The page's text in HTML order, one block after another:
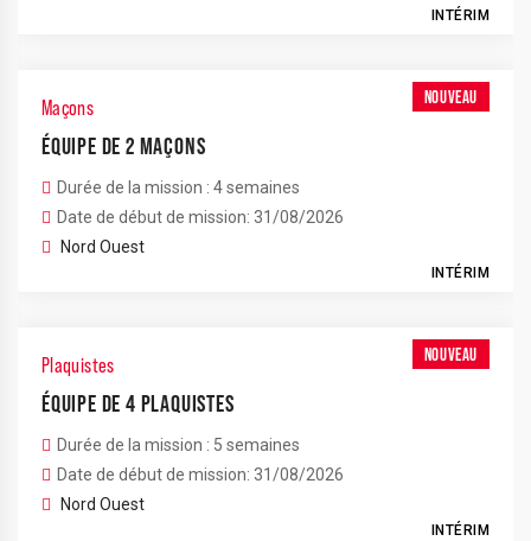
INTÉRIM
NOUVEAU
Maçons
ÉQUIPE DE 2 MAÇONS
Durée de la mission : 4 semaines
Date de début de mission: 31/08/2026
Nord Ouest
INTÉRIM
NOUVEAU
Plaquistes
ÉQUIPE DE 4 PLAQUISTES
Durée de la mission : 5 semaines
Date de début de mission: 31/08/2026
Nord Ouest
INTÉRIM